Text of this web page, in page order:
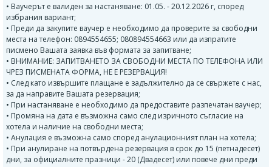
• Ваучерът е валиден за настаняване: 01.05. - 20.12.2026 г, според
избрания вариант;
• Преди да закупите ваучер е необходимо да проверите за свободни
места на телефон: 0894554655; 080894554663 или да изпратите
писмено Вашата заявка във формата за запитване;
• ВНИМАНИЕ: ЗАПИТВАНЕТО ЗА СВОБОДНИ МЕСТА ПО ТЕЛЕФОНА ИЛИ
ЧРЕЗ ПИСМЕНАТА ФОРМА, НЕ Е РЕЗЕРВАЦИЯ!
• След като извършите плащане е задължително да се свържете с нас,
за да направите Вашата резервация;
• При настаняване е необходимо да предоставите разпечатан ваучер;
• Промяна на дата е възможна само след изричното съгласие на
хотела и наличие на свободни места;
• Анулация е възможна само според анулационният план на хотела;
• При анулиране на потвърдена резервация в срок до 15 (петнадесет)
дни, за официалните празници - 20 (Двадесет) или повече дни преди